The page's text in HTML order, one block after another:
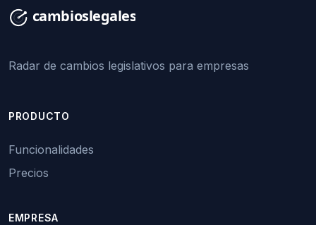
Radar de cambios legislativos para empresas
PRODUCTO
Funcionalidades
Precios
EMPRESA